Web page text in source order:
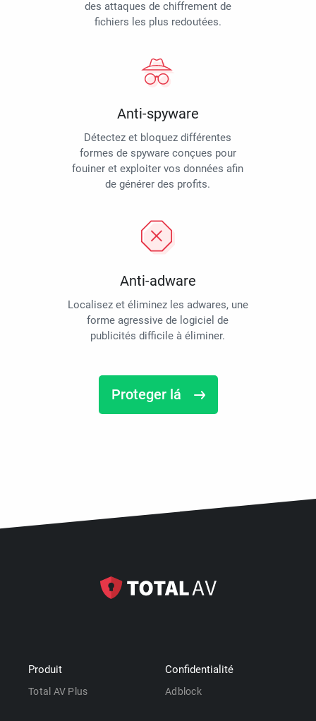
des attaques de chiffrement de
fichiers les plus redoutées.
Anti-spyware
Détectez et bloquez différentes
formes de spyware conçues pour
fouiner et exploiter vos données afin
de générer des profits.
Anti-adware
Localisez et éliminez les adwares, une
forme agressive de logiciel de
publicités difficile à éliminer.
Proteger lá
Produit
Total AV Plus
Confidentialité
Adblock